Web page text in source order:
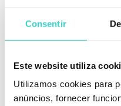
Consentir
Este website utiliza
Utilizamos cookies para
anúncios, fornecer
Automatize o
testes e reduza as